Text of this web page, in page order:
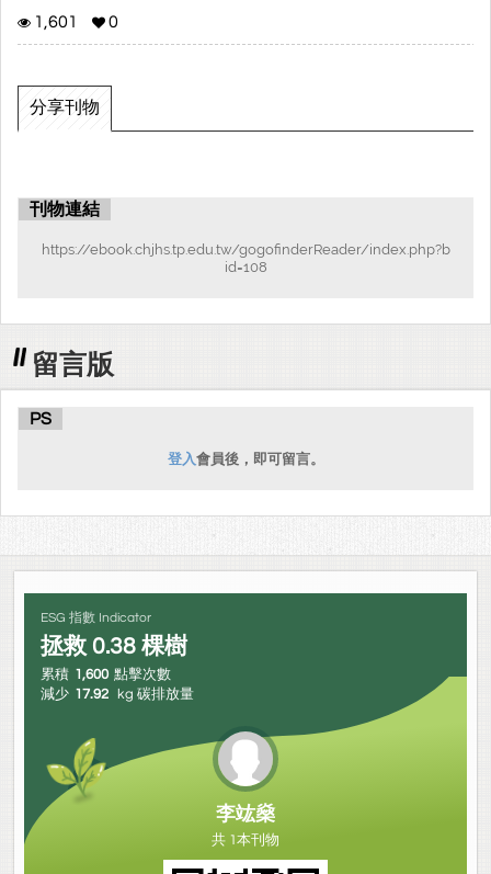
1,601
0
分享刊物
刊物連結
https://ebook.chjhs.tp.edu.tw/gogofinderReader/index.php?b
id=108
留言版
PS
登入會員後，即可留言。
ESG 指數 Indicator
拯救 0.38 棵樹
累積 1,600 點擊次數
減少 17.92 kg 碳排放量
李竑燊
共 1本刊物